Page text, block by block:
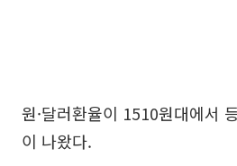
원·달러환율이 1510원대에서
이 나왔다.